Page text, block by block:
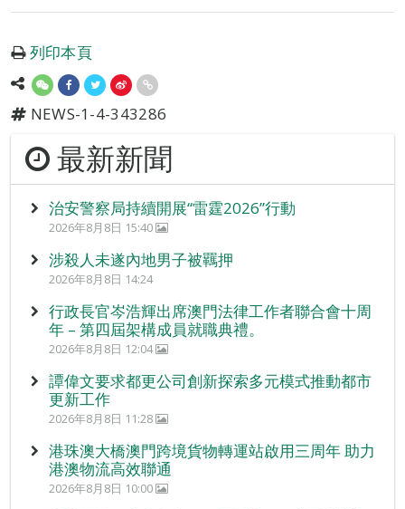
列印本頁
NEWS-1-4-343286
最新新聞
治安警察局持續開展“雷霆2026”行動
2026年8月8日 15:40
涉殺人未遂內地男子被羈押
2026年8月8日 14:24
行政長官岑浩輝出席澳門法律工作者聯合會十周
年 – 第四屆架構成員就職典禮。
2026年8月8日 12:04
譚偉文要求都更公司創新探索多元模式推動都市
更新工作
2026年8月8日 11:28
港珠澳大橋澳門跨境貨物轉運站啟用三周年 助力
港澳物流高效聯通
2026年8月8日 10:00